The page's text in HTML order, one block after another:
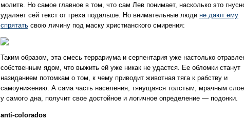
молитв. Но самое главное в том, что сам Лев понимает, насколько это
удаляет сей текст от греха подальше. Но внимательные люди не дают ему
спрятать свою личину под маску христианского смирения:
Таким образом, эта смесь террариума и серпентария уже настолько
собственным ядом, что выжить ей уже никак не удастся. Ее обломки станут
назиданием потомкам о том, к чему приводит животная тяга к рабству и
самоунижению. А сама часть населения, тянущаяся толстым, мрачным
у самого дна, получит свое достойное и логичное определение — подонки.
anti-colorados